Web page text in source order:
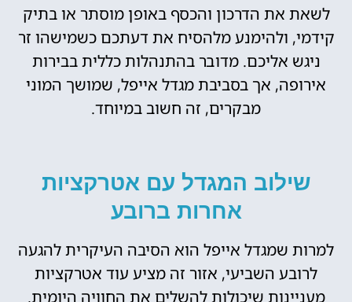
לשאת את הדרכון והכסף באופן מוסתר או בתיק
קידמי, ולהימנע מלהסיח את דעתכם כשמישהו זר
ניגש אליכם. מדובר בהתנהלות כללית בבירות
אירופה, אך בסביבת מגדל אייפל, שמושך המוני
מבקרים, זה חשוב במיוחד.
שילוב המגדל עם אטרקציות
אחרות ברובע
למרות שמגדל אייפל הוא הסיבה העיקרית להגעה
לרובע השביעי, אזור זה מציע עוד אטרקציות
מעניינות שיכולות להשלים את החוויה היומית.